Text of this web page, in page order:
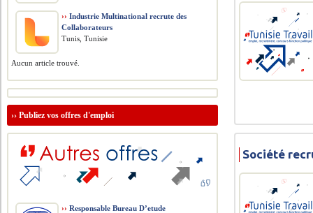
Société
›› Industrie Multinational recrute des
Collaborateurs
Tunis, Tunisie
Aucun article trouvé.
››Publiez vos offres d'emploi
›› Responsable Bureau D’etude